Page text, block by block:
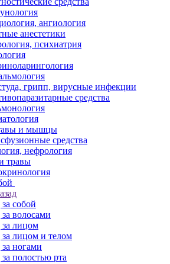
ангиология
анестетики
психиатрия
грипп, вирусные инфекции
средства
и мышцы
средства
нефрология
травы
собой
волосами
за лицом
за лицом и телом
за ногами
полостью рта